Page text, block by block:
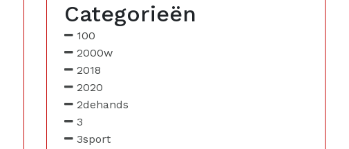
Categorieën
100
2000w
2018
2020
2dehands
3
3sport